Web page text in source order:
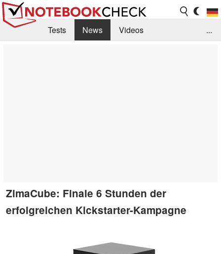
Tests News
Videos
...
ZimaCube: Finale 6 Stunden der
erfolgreichen Kickstarter-Kampagne